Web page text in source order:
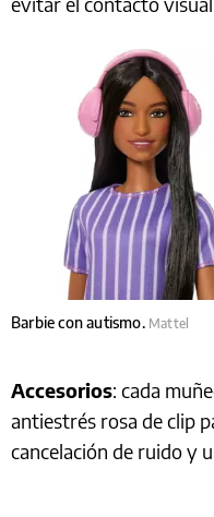
Barbie con autismo. Mattel
Accesorios: cada
antiestrés rosa de clip
cancelación de ruido y